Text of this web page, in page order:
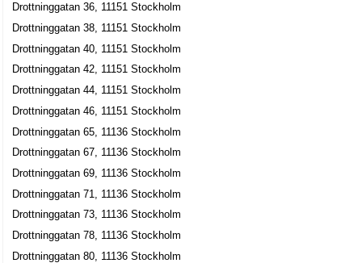
Jur Kand Gerd Tiger
Gärd Isabella Tiger Lidholm
08-208225
Drottninggatan 104 2tr, 11160 Stockholm
Information Highway HB
Drottninggatan 104 2tr, 11160 Stockholm
4321117 Cafers Servicehandel AB
Cafer Saygin
08-4111655
Drottninggatan 106, 11160 Stockholm
AdOperator AB
John-Christian Eric Eriksson
Drottninggatan 36, 11151 Stockholm
Drottninggatan 38, 11151 Stockholm
Drottninggatan 40, 11151 Stockholm
Drottninggatan 42, 11151 Stockholm
Drottninggatan 44, 11151 Stockholm
Drottninggatan 46, 11151 Stockholm
Drottninggatan 65, 11136 Stockholm
Drottninggatan 67, 11136 Stockholm
Drottninggatan 69, 11136 Stockholm
Drottninggatan 71, 11136 Stockholm
Drottninggatan 73, 11136 Stockholm
Drottninggatan 78, 11136 Stockholm
Drottninggatan 80, 11136 Stockholm